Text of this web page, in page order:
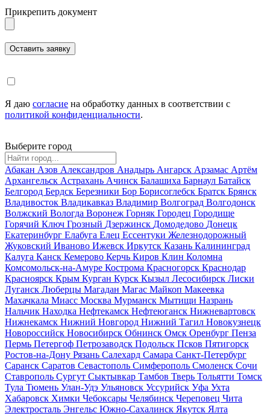
Прикрепить документ
Я даю согласие на обработку данных в соответствии с
политикой конфиденциальности.
Выберите город
Абакан Азов Александров Анадырь Ангарск Арзамас Артём
Архангельск Астрахань Ачинск Балашиха Барнаул Батайск
Белгород Бердск Березники Бор Борисоглебск Братск Брянск
Владивосток Владикавказ Владимир Волгоград Волгодонск
Волжский Вологда Воронеж Горняк Городец Городище
Горячий Ключ Грозный Дзержинск Домодедово Донецк
Екатеринбург Елабуга Елец Ессентуки Железнодорожный
Жуковский Иваново Ижевск Иркутск Казань Калининград
Калуга Канск Кемерово Керчь Киров Клин Коломна
Комсомольск-на-Амуре Кострома Красногорск Краснодар
Красноярск Крым Курган Курск Кызыл Лесосибирск Лиски
Луганск Люберцы Магадан Магас Майкоп Макеевка
Махачкала Миасс Москва Мурманск Мытищи Назрань
Нальчик Находка Нефтекамск Нефтеюганск Нижневартовск
Нижнекамск Нижний Новгород Нижний Тагил Новокузнецк
Новороссийск Новосибирск Обнинск Омск Оренбург Пенза
Пермь Петергоф Петрозаводск Подольск Псков Пятигорск
Ростов-на-Дону Рязань Салехард Самара Санкт-Петербург
Саранск Саратов Севастополь Симферополь Смоленск Сочи
Ставрополь Сургут Сыктывкар Тамбов Тверь Тольятти Томск
Тула Тюмень Улан-Удэ Ульяновск Уссурийск Уфа Ухта
Хабаровск Химки Чебоксары Челябинск Череповец Чита
Электросталь Энгельс Южно-Сахалинск Якутск Ялта